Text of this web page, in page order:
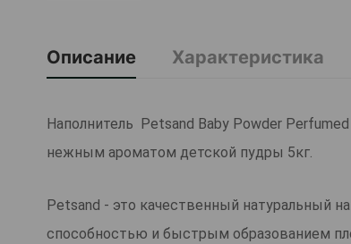
Описание Характеристика
Наполнитель Petsand Baby Powder
нежным ароматом детской пудры 5кг.
Petsand - это качественный натуральный
способностью и быстрым образованием